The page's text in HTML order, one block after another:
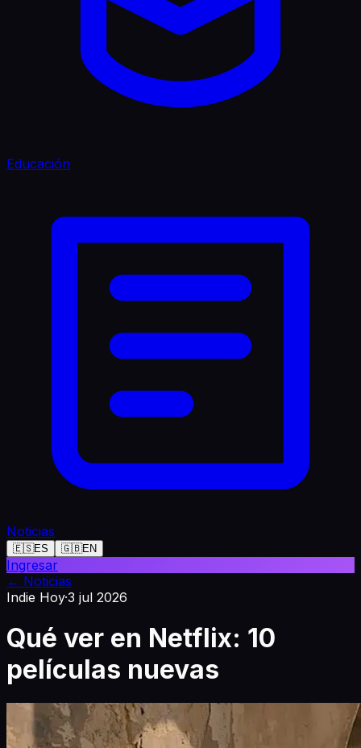
Educación
Noticias
🇪🇸ES 🇬🇧EN
Ingresar
← Noticias
Indie Hoy·3 jul 2026
Qué ver en Netflix: 10
películas nuevas